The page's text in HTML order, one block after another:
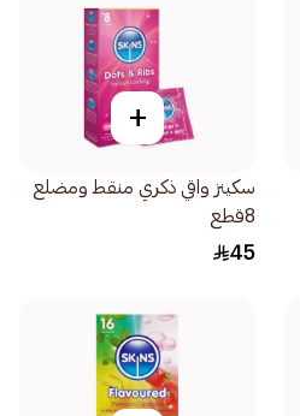
+
سكينز واقي ذكري منقط ومضلع
8قطع
45